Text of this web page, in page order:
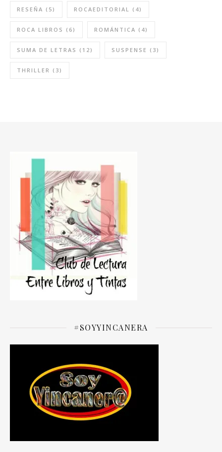
RESEÑA (5) ROCAEDITORIAL (4)
ROCA LIBROS (6) ROMÁNTICA (4)
SUMA DE LETRAS (12) SUSPENSE (3)
THRILLER (3)
#SOYYINCANERA